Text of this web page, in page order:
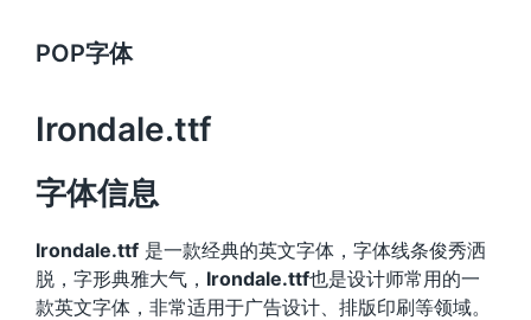
POP字体
Irondale.ttf
字体信息
Irondale.ttf 是一款经典的英文字体，字体线条俊秀洒
脱，字形典雅大气， Irondale.ttf也是设计师常用的一
款英文字体，非常适用于广告设计、排版印刷等领域。